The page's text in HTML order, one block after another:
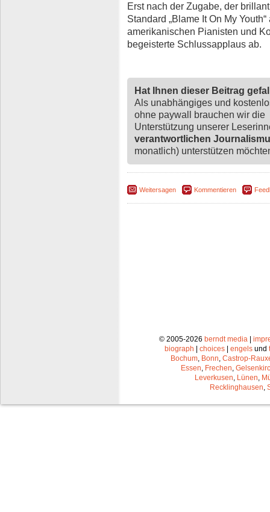
Erst nach der Zugabe, der
Standard „Blame It On My
amerikanischen Pianisten und
begeisterte Schlussapplaus ab.
Hat Ihnen dieser Beitrag
Als unabhängiges und
ohne paywall brauchen wir die
Unterstützung unserer
verantwortlichen
monatlich) unterstützen
Weitersagen Kommentieren
© 2005-2026 berndt media|
biograph
choices engels und
Bochum, Bonn, Castrop-
Essen, Frechen,
Leverkusen, Lünen,
Recklinghausen,